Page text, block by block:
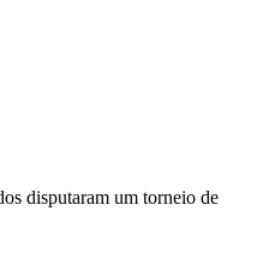
disputaram um torneio de